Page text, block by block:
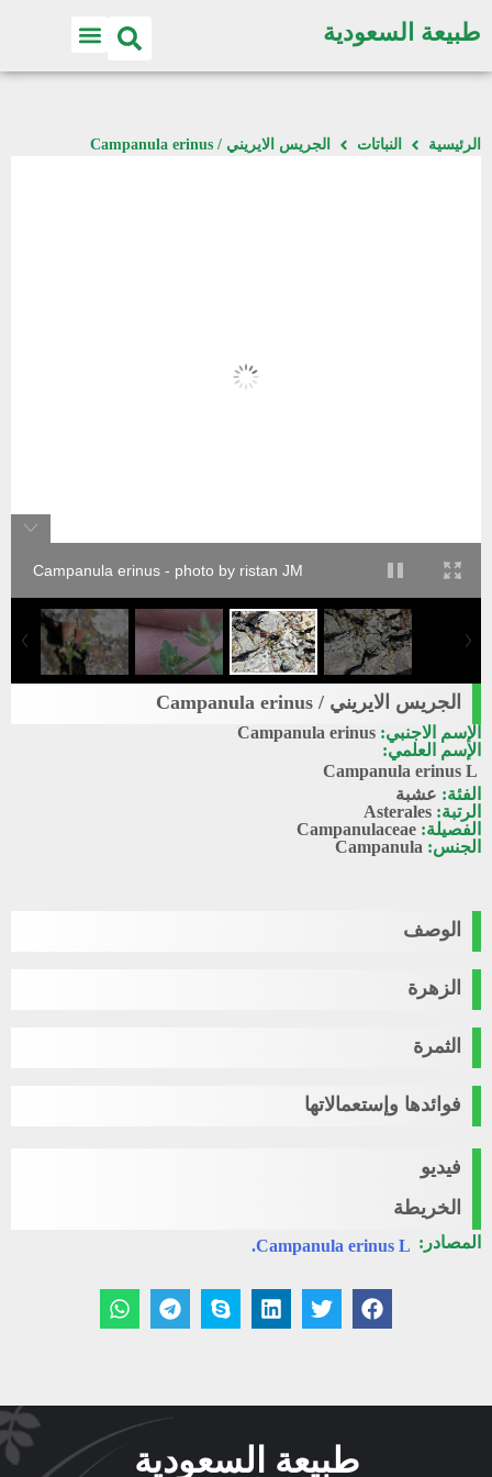
طبيعة السعودية
الرئيسية النباتات الجريس الايريني / Campanula erinus
Campanula erinus - photo by ristan JM
الجريس الايريني / Campanula erinus
الإسم الاجنبي: Campanula erinus
الإسم العلمي:
Campanula erinus L
الفئة: عشبة
الرتبة: Asterales
الفصيلة: Campanulaceae
الجنس: Campanula
الوصف
الزهرة
الثمرة
فوائدها وإستعمالاتها
فيديو
الخريطة
المصادر: Campanula erinus L.
طبيعة السعودية